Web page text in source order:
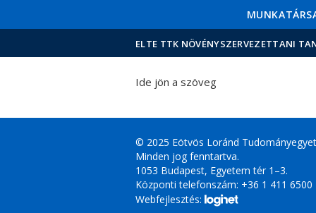
ELTE TTK NÖVÉNYSZERVEZETTANI
Ide jön a szöveg
© 2025 Eötvös Loránd
Minden jog fenntartva.
1053 Budapest, Egyetem tér 1–3.
Központi telefonszám: +36 1 411 6500
Webfejlesztés: